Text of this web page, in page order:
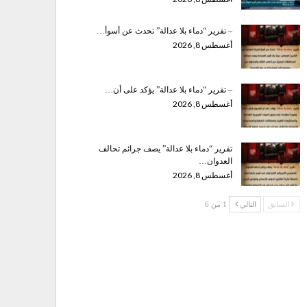
– تقرير “دماء بلا عدالة” تحدث عن أسوأ…
أغسطس 8, 2026
– تقرير “دماء بلا عدالة” يؤكد على أن…
أغسطس 8, 2026
تقرير “دماء بلا عدالة” يصف جرائم تحالف
العدوان…
أغسطس 8, 2026
السابق التالي 1 من 6